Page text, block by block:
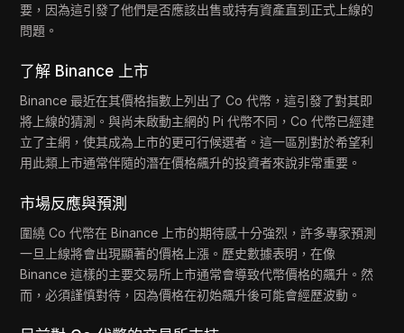
要，因為這引發了他們是否應該出售或持有資產直到正式上線的
問題。
了解 Binance 上市
Binance 最近在其價格指數上列出了 Co 代幣，這引發了對其即
將上線的猜測。與尚未啟動主網的 Pi 代幣不同，Co 代幣已經建
立了主網，使其成為上市的更可行候選者。這一區別對於希望利
用此類上市通常伴隨的潛在價格飆升的投資者來說非常重要。
市場反應與預測
圍繞 Co 代幣在 Binance 上市的期待感十分強烈，許多專家預測
一旦上線將會出現顯著的價格上漲。歷史數據表明，在像
Binance 這樣的主要交易所上市通常會導致代幣價格的飆升。然
而，必須謹慎對待，因為價格在初始飆升後可能會經歷波動。